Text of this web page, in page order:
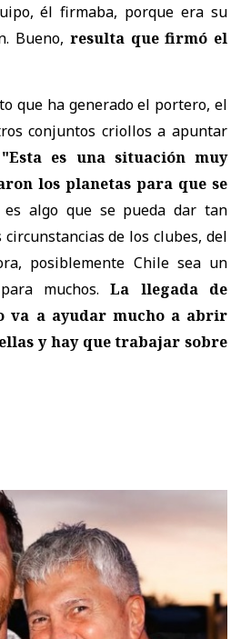
él firmaba, porque era su
Bueno, resulta que firmó el
que ha generado el portero, el
conjuntos criollos a apuntar
"Esta es una situación muy
los planetas para que se
es algo que se pueda dar tan
de los clubes, del
posiblemente Chile sea un
muchos.La llegada de
va a ayudar mucho a abrir
y hay que trabajar sobre